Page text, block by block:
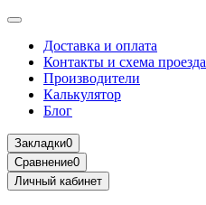
Доставка и оплата
Контакты и схема проезда
Производители
Калькулятор
Блог
Закладки0
Сравнение0
Личный кабинет